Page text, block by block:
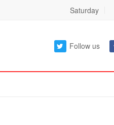
Saturday
Follow us